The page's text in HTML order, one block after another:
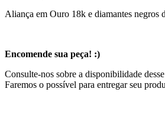
Aliança em Ouro 18k e diamantes negros
Encomende sua peça! :)
Consulte-nos sobre a disponibilidade
Faremos o possível para entregar seu